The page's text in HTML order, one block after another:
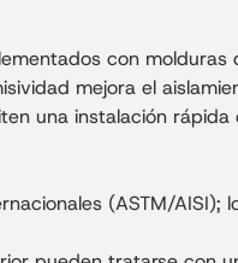
con
mejora el
una instalación
(ASTM/